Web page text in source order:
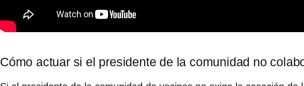
Cómo actuar si el presidente de la comunidad no